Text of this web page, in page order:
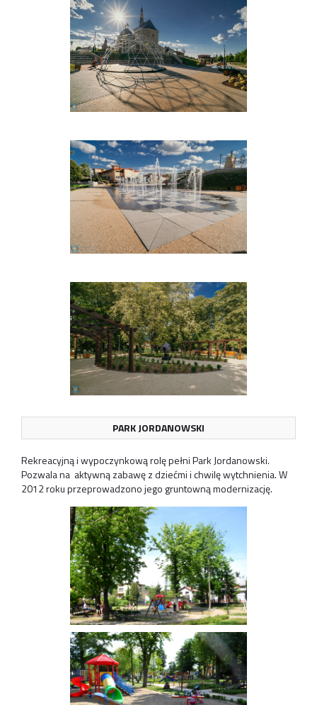
PARK JORDANOWSKI
Rekreacyjną i wypoczynkową rolę pełni Park Jordanowski.
Pozwala na aktywną zabawę z dziećmi i chwilę wytchnienia. W
2012 roku przeprowadzono jego gruntowną modernizację.